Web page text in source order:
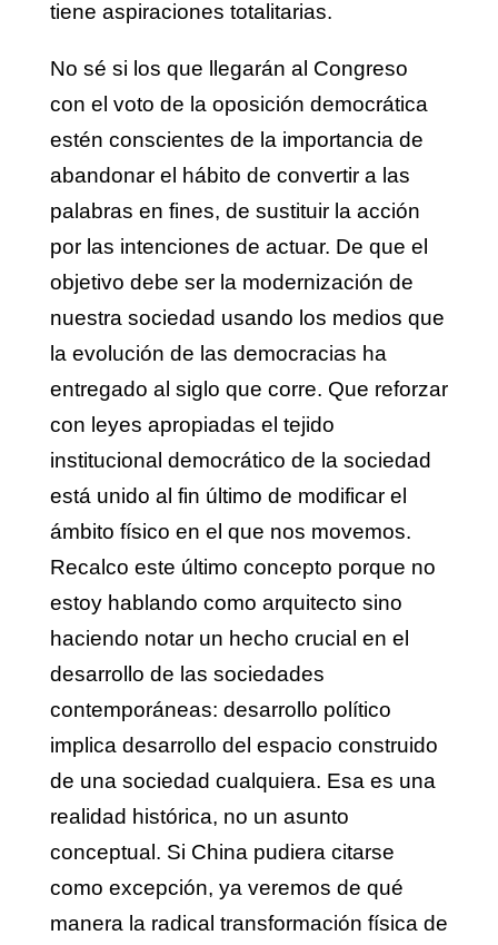
tiene aspiraciones totalitarias.
No sé si los que llegarán al Congreso
con el voto de la oposición democrática
estén conscientes de la importancia de
abandonar el hábito de convertir a las
palabras en fines, de sustituir la acción
por las intenciones de actuar. De que el
objetivo debe ser la modernización de
nuestra sociedad usando los medios que
la evolución de las democracias ha
entregado al siglo que corre. Que reforzar
con leyes apropiadas el tejido
institucional democrático de la sociedad
está unido al fin último de modificar el
ámbito físico en el que nos movemos.
Recalco este último concepto porque no
estoy hablando como arquitecto sino
haciendo notar un hecho crucial en el
desarrollo de las sociedades
contemporáneas: desarrollo político
implica desarrollo del espacio construido
de una sociedad cualquiera. Esa es una
realidad histórica, no un asunto
conceptual. Si China pudiera citarse
como excepción, ya veremos de qué
manera la radical transformación física de